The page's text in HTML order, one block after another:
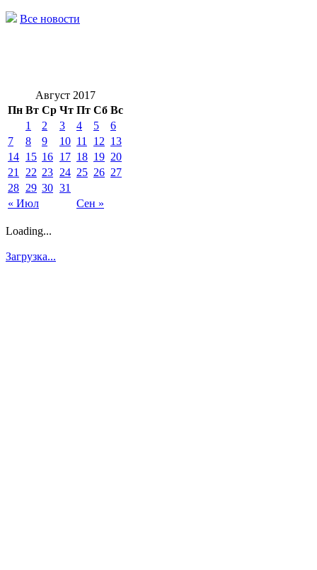
Все новости
Август 2017
Пн Вт Ср Чт Пт Сб Вс
« Июл Сен »
1 2 3 4 5
6
7
8 9 10 11 12 13
14 15 16 17 18 19 20
21
22 23 24 25 26 27
28 29 30 31
Loading...
Загрузка...